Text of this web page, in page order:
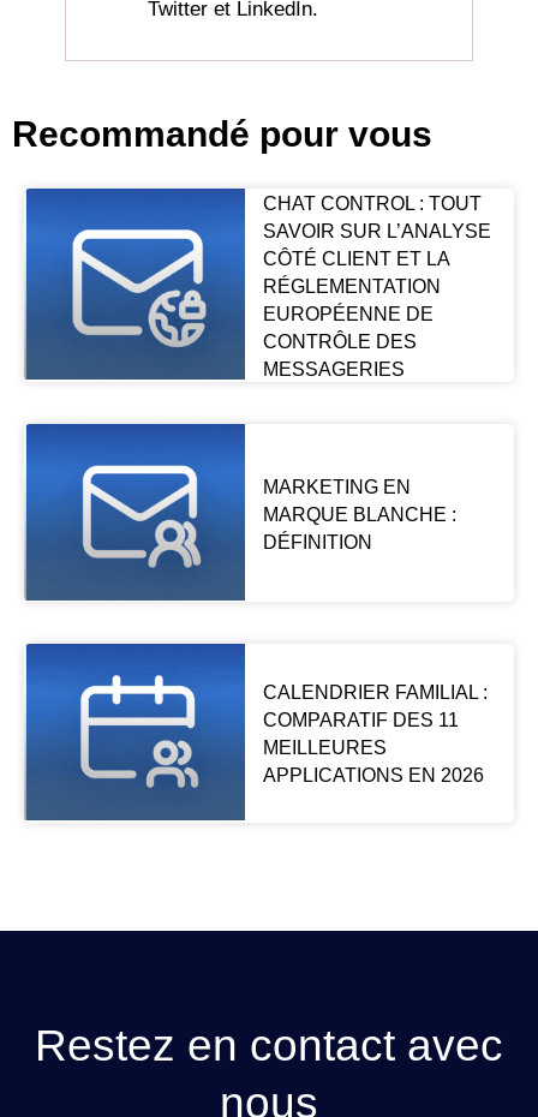
Twitter et LinkedIn.
Recommandé pour vous
CHAT CONTROL : TOUT
SAVOIR SUR L’ANALYSE
CÔTÉ CLIENT ET LA
RÉGLEMENTATION
EUROPÉENNE DE
CONTRÔLE DES
MESSAGERIES
MARKETING EN
MARQUE BLANCHE :
DÉFINITION
CALENDRIER FAMILIAL :
COMPARATIF DES 11
MEILLEURES
APPLICATIONS EN 2026
Restez en contact avec
nous